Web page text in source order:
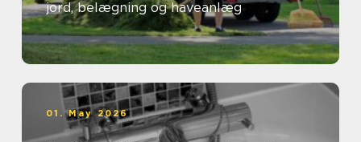
jord, belægning og haveanlæg
01. May 2026